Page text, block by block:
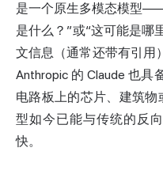
是一个原生多模态模型
是什么？”或“这可能是哪
文信息（通常还带有引用
Anthropic 的 Claude 也具
电路板上的芯片、建筑
型如今已能与传统的反
快。